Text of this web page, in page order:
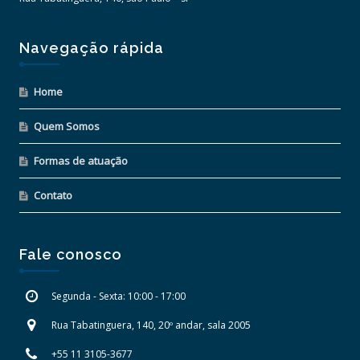
Navegação rápida
Home
Quem Somos
Formas de atuação
Contato
Fale conosco
Segunda - Sexta: 10:00 - 17:00
Rua Tabatinguera, 140, 20º andar, sala 2005
+55 11 3105-3677